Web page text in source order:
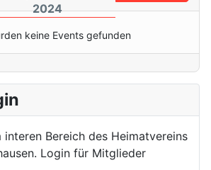
2024
keine Events gefunden
Bereich des Heimatvereins
Login für Mitglieder